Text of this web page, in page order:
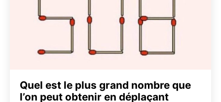
Quel est le plus grand nombre que
l’on peut obtenir en déplaçant